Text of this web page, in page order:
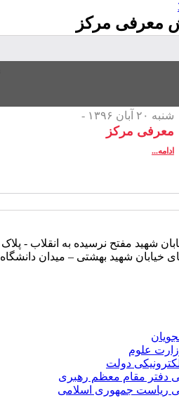
معرفی مرکز
شنبه ۲۰ آبان ۱۳۹۶ -
معرفی مرکز
ادامه...
شهید مفتح نرسیده به انقلاب - پلاک ۴۳
خیابان شهید بهشتی – میدان دانشگاه
علوم
دولت
دفتر مقام معظم رهبری
ریاست جمهوری اسلامی